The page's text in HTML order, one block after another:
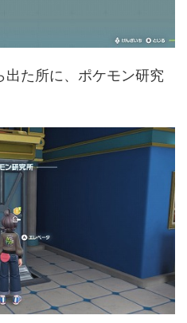
出た所に、ポケモン研究